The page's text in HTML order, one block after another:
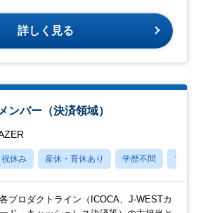
詳しく見る
ンバー（決済領域）
休み 産休・育休あり 学歴不問 フレッ
各プロダクトライン（ICOCA、J-WESTカ